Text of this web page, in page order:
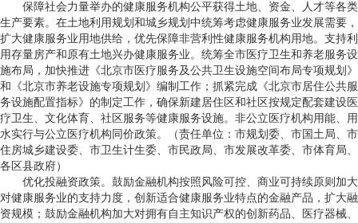
保障社会力量举办的健康服务机构公平获得土地、资金、人才等各类
生产要素。在土地利用规划和城乡规划中统筹考虑健康服务业发展需要，
扩大健康服务业用地供给，优先保障非营利性健康服务机构用地。支持利
用存量房产和原有土地兴办健康服务业。统筹全市医疗卫生和养老服务设
施布局，加快推进《北京市医疗服务及公共卫生设施空间布局专项规划》
和《北京市养老设施专项规划》编制工作；抓紧完成《北京市居住公共服
务设施配置指标》的制定工作，确保新建居住区和社区按规定配套建设医
疗卫生、文化体育、社区服务等健康服务设施。非公立医疗机构用能、用
水实行与公立医疗机构同价政策。（责任单位：市规划委、市国土局、市
住房城乡建设委、市卫生计生委、市民政局、市发展改革委、市体育局、
各区县政府）
优化投融资政策。鼓励金融机构按照风险可控、商业可持续原则加大
对健康服务业的支持力度，创新适合健康服务业特点的金融产品，扩大融
资规模；鼓励金融机构加大对拥有自主知识产权的创新药品、医疗器械、